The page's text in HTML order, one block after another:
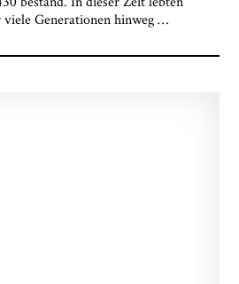
viele Generationen hinweg…
Osnabrück löschen lassen. Es
bei einer